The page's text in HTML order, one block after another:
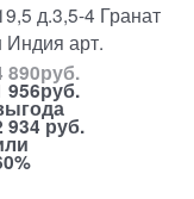
д.3,5-4 Гранат
арт.
890руб.
956руб.
934 руб.